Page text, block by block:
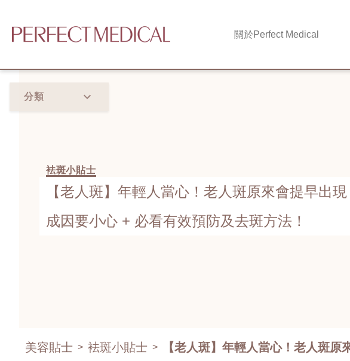
關於Perfect Medical
分類
袪斑小貼士
【老人斑】年輕人當心！老人斑原來會提早出
成因要小心 + 必看有效預防及去斑方法！
美容貼士 > 袪斑小貼士 > 【老人斑】年輕人當心！老人斑